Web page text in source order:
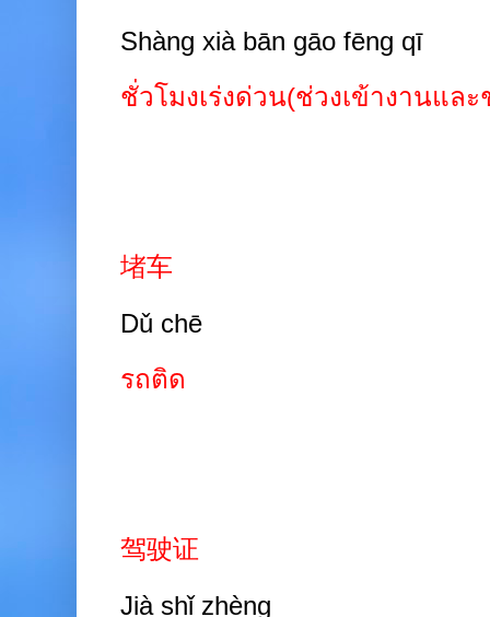
Shàng xià bān gāo fēng qī
ชั่วโมงเร่งด่วน(ช่วงเข้างานและ
堵车
Dǔ chē
รถติด
驾驶证
Jià shǐ zhèng